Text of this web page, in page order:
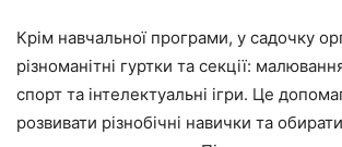
Крім навчальної програми, у садочку
різноманітні гуртки та секції:
спорт та інтелектуальні ігри. Це
розвивати різнобічні навички та